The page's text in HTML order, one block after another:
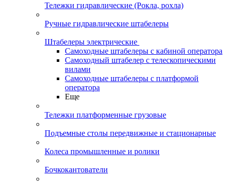
Тележки гидравлические (Рокла, рохла)
Ручные гидравлические штабелеры
Штабелеры электрические
Самоходные штабелеры с кабиной оператора
Самоходный штабелер с телескопическими
вилами
Самоходные штабелеры с платформой
оператора
Еще
Тележки платформенные грузовые
Подъемные столы передвижные и стационарные
Колеса промышленные и ролики
Бочкокантователи